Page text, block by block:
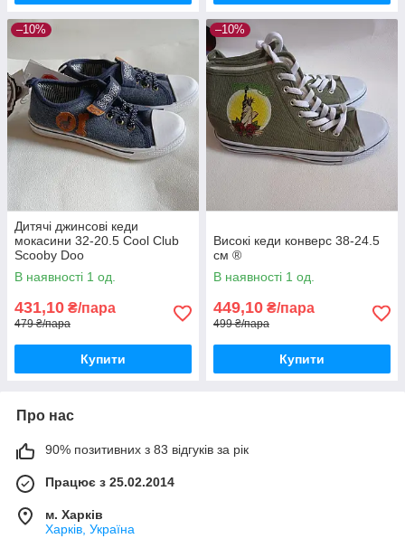
–10%
Дитячі джинсові кеди
мокасини 32-20.5 Cool Club
Scooby Doo
В наявності 1 од.
431,10 ₴/пара
479 ₴/пара
Купити
–10%
Високі кеди конверс 38-24.5
см ®
В наявності 1 од.
449,10 ₴/пара
499 ₴/пара
Купити
Про нас
90% позитивних з 83 відгуків за рік
Працює з 25.02.2014
м. Харків
Харків, Україна